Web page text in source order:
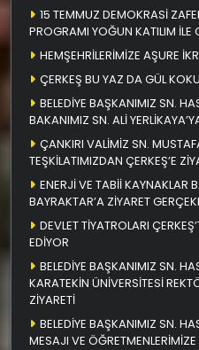
15 TEMMUZ DEMOKRASİ
PROGRAMI YOĞUN KATILIM İLE
HEMŞEHRİLERİMİZE AŞURE
ÇERKEŞ BU YAZ DA GÜL
BELEDİYE BAŞKANIMIZ SN.
BAKANIMIZ SN. ALİ
ÇANKIRI VALİMİZ SN.
TEŞKİLATIMIZDAN ÇERKEŞ’E
ENERJİ VE TABİİ KAYNAKLAR
BAYRAKTAR’A ZİYARET
DEVLET TİYATROLARI
EDİYOR
BELEDİYE BAŞKANIMIZ SN.
KARATEKİN ÜNİVERSİTESİ
ZİYARETİ
BELEDİYE BAŞKANIMIZ SN.
MESAJI VE ÖĞRETMENLERİMİZE